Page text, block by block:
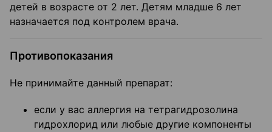
детей в возрасте от 2 лет. Детям младше 6 лет
назначается под контролем врача.
Противопоказания
Не принимайте данный препарат:
если у вас аллергия на тетрагидрозолина
гидрохлорид или любые другие компоненты